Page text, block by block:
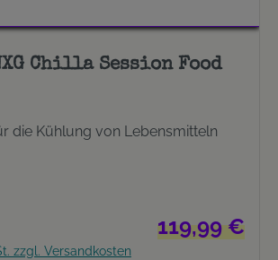
Chilla Session Food
die Kühlung von Lebensmitteln
Regulärer Preis:
119,99 €
zzgl. Versandkosten